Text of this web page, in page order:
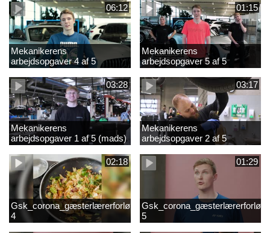
06:12
Mekanikerens
arbejdsopgaver 4 af 5
(Frederik Vesti)
01:15
Mekanikerens
arbejdsopgaver 5 af 5
(Frederik Vesti)
03:28
Mekanikerens
arbejdsopgaver 1 af 5 (mads)
03:17
Mekanikerens
arbejdsopgaver 2 af 5
(magnus)
02:18
Gsk_corona_gæsterlærerforløb_Axelsen_del
4
01:29
5